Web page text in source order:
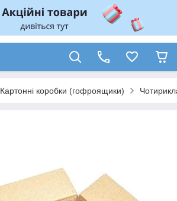
Картонні коробки (гофроящики)